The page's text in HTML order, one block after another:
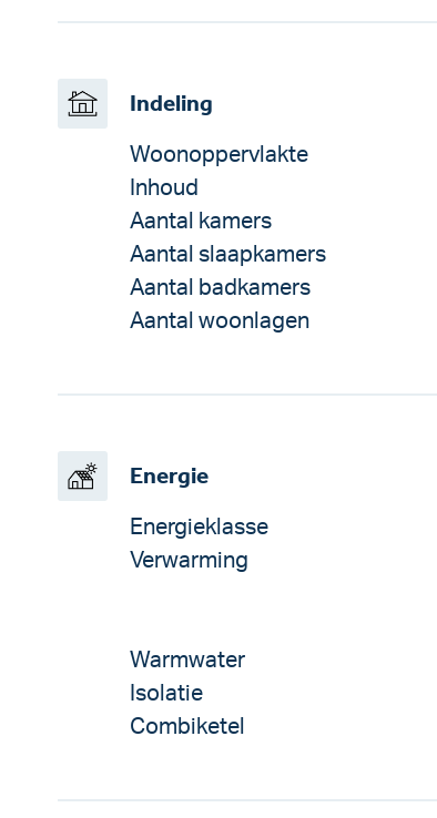
Indeling
Woonoppervlakte
Inhoud
Aantal kamers
Aantal slaapkamers
Aantal badkamers
Aantal woonlagen
Energie
Energieklasse
Verwarming
Warmwater
Isolatie
Combiketel